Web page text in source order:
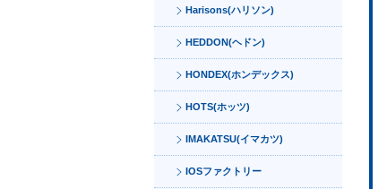
Harisons(ハリソン)
HEDDON(ヘドン)
HONDEX(ホンデックス)
HOTS(ホッツ)
IMAKATSU(イマカツ)
IOSファクトリー